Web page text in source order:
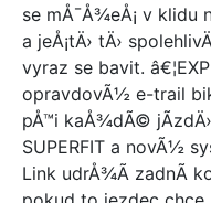
se mÅ¯Å¾eÅ¡ v klidu
a jeÅ¡tÄ› tÄ›
vyraz se bavit.
opravdovÃ½ e-trail
pÅ™i kaÅ¾dÃ©
SUPERFIT a novÃ½
Link udrÅ¾Ã­ zadnÃ­